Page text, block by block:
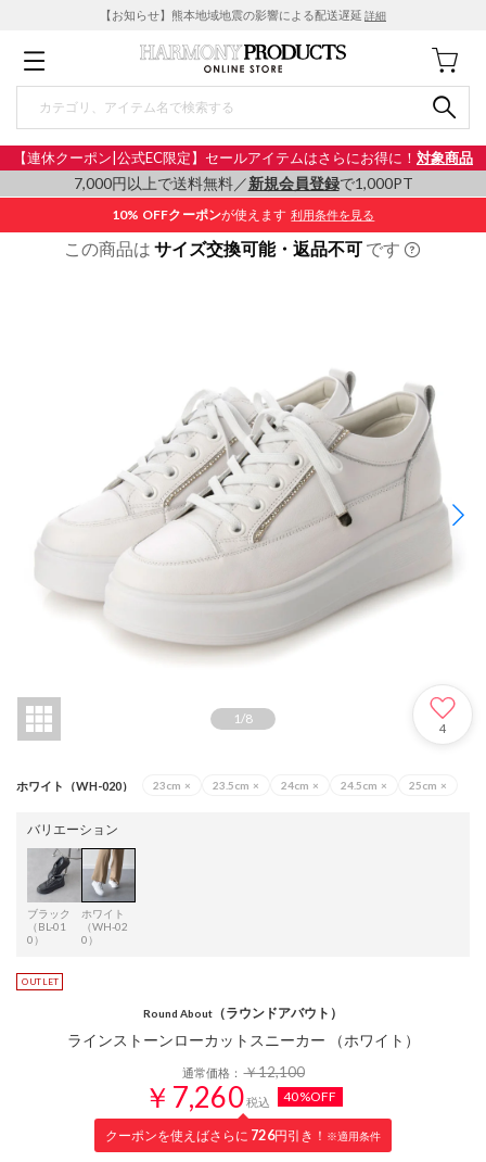
【お知らせ】熊本地域地震の影響による配送遅延 詳細
【連休クーポン|公式EC限定】セールアイテムはさらにお得に！ 対象商品
7,000円以上で送料無料／新規会員登録で1,000PT
10% OFFクーポンが使えます 利用条件を見る
この商品は サイズ交換可能・返品不可 です
1/8
4
ホワイト（WH-020） 23cm × 23.5cm × 24cm × 24.5cm × 25cm ×
バリエーション
ブラック
（BL-01
0）
ホワイト
（WH-02
0）
Round About （ラウンドアバウト）
ラインストーンローカットスニーカー （ホワイト）
通常価格：￥12,100
￥7,260税込 40%OFF
クーポンを使えばさらに 726円引き！ ※適用条件